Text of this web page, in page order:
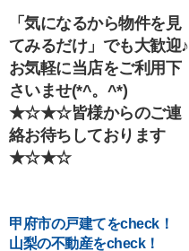
「気になるから物件を見
てみるだけ」でも大歓迎♪
お気軽に当店をご利用下
さいませ(*^。^*)
★☆★☆皆様からのご連
絡お待ちしております
★☆★☆
甲府市の戸建てをcheck！
山梨の不動産をcheck！